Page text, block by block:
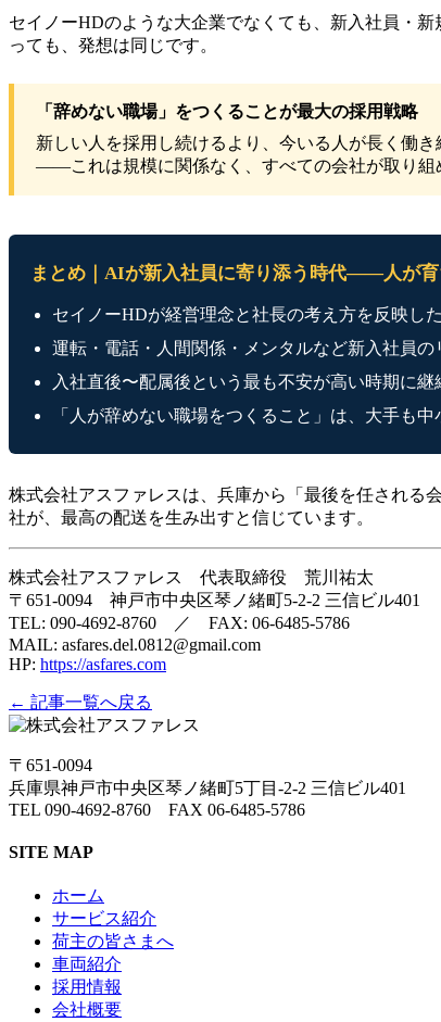
セイノーHDのような大企業でなくても、新入社員・
っても、発想は同じです。
「辞めない職場」をつくることが最大の採用戦略
新しい人を採用し続けるより、今いる人が長く働
——これは規模に関係なく、すべての会社が取り組
まとめ｜AIが新入社員に寄り添う時代——人が
セイノーHDが経営理念と社長の考え方を反映し
運転・電話・人間関係・メンタルなど新入社員
入社直後〜配属後という最も不安が高い時期に
「人が辞めない職場をつくること」は、大手も
株式会社アスファレスは、兵庫から「最後を任される
社が、最高の配送を生み出すと信じています。
株式会社アスファレス 代表取締役 荒川祐太
〒651-0094 神戸市中央区琴ノ緒町5-2-2 三信ビル401
TEL: 090-4692-8760 ／ FAX: 06-6485-5786
MAIL: asfares.del.0812@gmail.com
HP: https://asfares.com
← 記事一覧へ戻る
〒651-0094
兵庫県神戸市中央区琴ノ緒町5丁目-2-2 三信ビル401
TEL 090-4692-8760 FAX 06-6485-5786
SITE MAP
ホーム
サービス紹介
荷主の皆さまへ
車両紹介
採用情報
会社概要